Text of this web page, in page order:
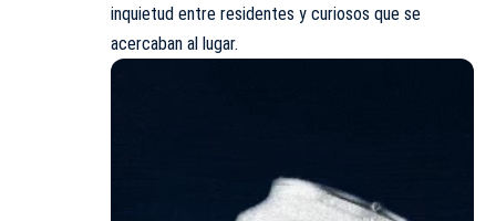
inquietud entre residentes y curiosos que se
acercaban al lugar.